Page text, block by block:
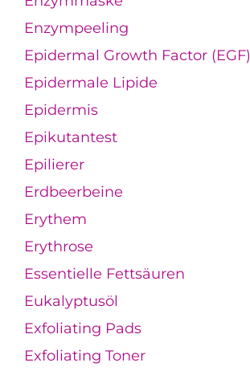
Enzympeeling
Epidermal Growth Factor (EGF)
Epidermale Lipide
Epidermis
Epikutantest
Epilierer
Erdbeerbeine
Erythem
Erythrose
Essentielle Fettsäuren
Eukalyptusöl
Exfoliating Pads
Exfoliating Toner